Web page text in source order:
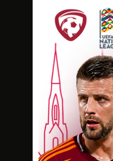
13 SEP
16:00
2003
SESTDIENA
20SEP
16:00
2003